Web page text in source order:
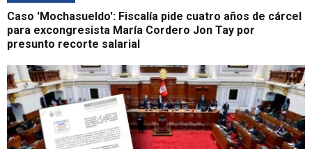
Caso 'Mochasueldo': Fiscalía pide cuatro años de cárcel
para excongresista María Cordero Jon Tay por
presunto recorte salarial